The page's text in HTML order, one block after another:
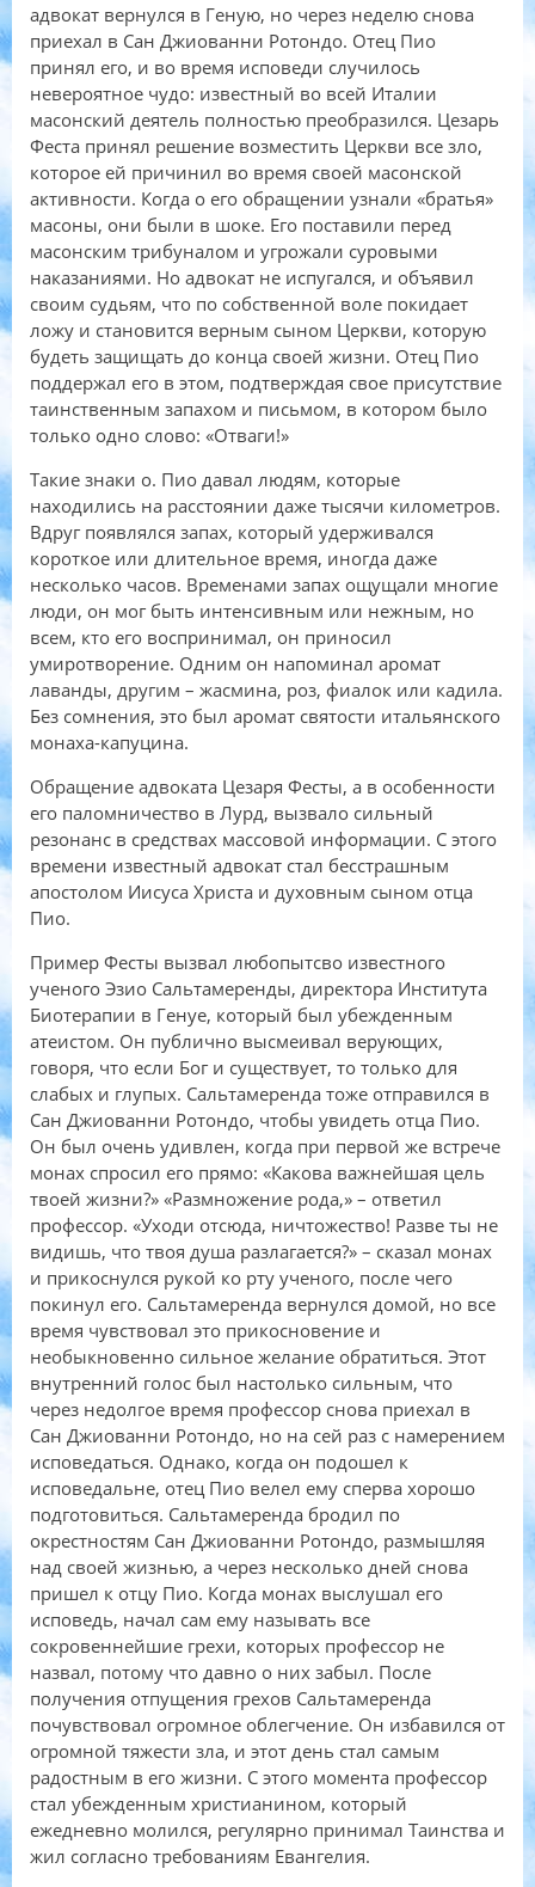
адвокат вернулся в Геную, но через неделю снова
приехал в Сан Джиованни Ротондо. Отец Пио
принял его, и во время исповеди случилось
невероятное чудо: известный во всей Италии
масонский деятель полностью преобразился. Цезарь
Феста принял решение возместить Церкви все зло,
которое ей причинил во время своей масонской
активности. Когда о его обращении узнали «братья»
масоны, они были в шоке. Его поставили перед
масонским трибуналом и угрожали суровыми
наказаниями. Но адвокат не испугался, и объявил
своим судьям, что по собственной воле покидает
ложу и становится верным сыном Церкви, которую
будеть защищать до конца своей жизни. Отец Пио
поддержал его в этом, подтверждая свое присутствие
таинственным запахом и письмом, в котором было
только одно слово: «Отваги!»
Такие знаки о. Пио давал людям, которые
находились на расстоянии даже тысячи километров.
Вдруг появлялся запах, который удерживался
короткое или длительное время, иногда даже
несколько часов. Временами запах ощущали многие
люди, он мог быть интенсивным или нежным, но
всем, кто его воспринимал, он приносил
умиротворение. Одним он напоминал аромат
лаванды, другим – жасмина, роз, фиалок или кадила.
Без сомнения, это был аромат святости итальянского
монаха-капуцина.
Обращение адвоката Цезаря Фесты, а в особенности
его паломничество в Лурд, вызвало сильный
резонанс в средствах массовой информации. С этого
времени известный адвокат стал бесстрашным
апостолом Иисуса Христа и духовным сыном отца
Пио.
Пример Фесты вызвал любопытсво известного
ученого Эзио Сальтамеренды, директора Института
Биотерапии в Генуе, который был убежденным
атеистом. Он публично высмеивал верующих,
говоря, что если Бог и существует, то только для
слабых и глупых. Сальтамеренда тоже отправился в
Сан Джиованни Ротондо, чтобы увидеть отца Пио.
Он был очень удивлен, когда при первой же встрече
монах спросил его прямо: «Какова важнейшая цель
твоей жизни?» «Размножение рода,» – ответил
профессор. «Уходи отсюда, ничтожество! Разве ты не
видишь, что твоя душа разлагается?» – сказал монах
и прикоснулся рукой ко рту ученого, после чего
покинул его. Сальтамеренда вернулся домой, но все
время чувствовал это прикосновение и
необыкновенно сильное желание обратиться. Этот
внутренний голос был настолько сильным, что
через недолгое время профессор снова приехал в
Сан Джиованни Ротондо, но на сей раз с намерением
исповедаться. Однако, когда он подошел к
исповедальне, отец Пио велел ему сперва хорошо
подготовиться. Сальтамеренда бродил по
окрестностям Сан Джиованни Ротондо, размышляя
над своей жизнью, а через несколько дней снова
пришел к отцу Пио. Когда монах выслушал его
исповедь, начал сам ему называть все
сокровеннейшие грехи, которых профессор не
назвал, потому что давно о них забыл. После
получения отпущения грехов Сальтамеренда
почувствовал огромное облегчение. Он избавился от
огромной тяжести зла, и этот день стал самым
радостным в его жизни. С этого момента профессор
стал убежденным христианином, который
ежедневно молился, регулярно принимал Таинства и
жил согласно требованиям Евангелия.